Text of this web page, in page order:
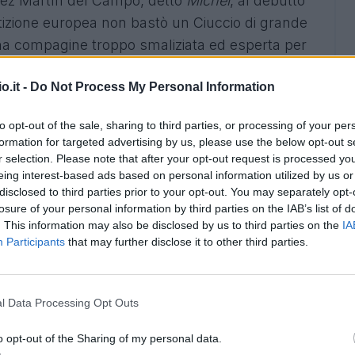
- Do Not Process My Personal Information
opt-out of the sale, sharing to third parties, or processing of your
for targeted advertising by us, please use the below opt-out
selection. Please note that after your opt-out request is processed
interest-based ads based on personal information utilized by us
to third parties prior to your opt-out. You may separately
of your personal information by third parties on the IAB’s list of
This information may also be disclosed by us to third parties on the
Participants that may further disclose it to other third parties.
Data Processing Opt Outs
opt-out of the Sharing of my personal data.
europea non bastò un Ciuccio di grande
compagine troppo smaliziata ed esperta per
in quella gara di ritorno, successiva al 2-0
porte chiuse, resterà tra i più belli giocati dal
Fino al pareggio di Emilio Butragueño, che
quasi allo scadere della prima frazione,
goal di Francini, fece tremare le certezze di
l’incontro, ma, poi, incredulo e
squadra di Ottavio Bianchi. Grandi
uno clamoroso su Careca proprio del
dei blancos, rinvigorito in via
Franciniricorda, in questo video, i